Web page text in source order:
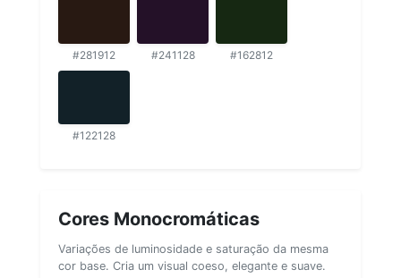
#281912 #241128 #162812
#122128
Cores Monocromáticas
Variações de luminosidade e saturação da mesma
cor base. Cria um visual coeso, elegante e suave.